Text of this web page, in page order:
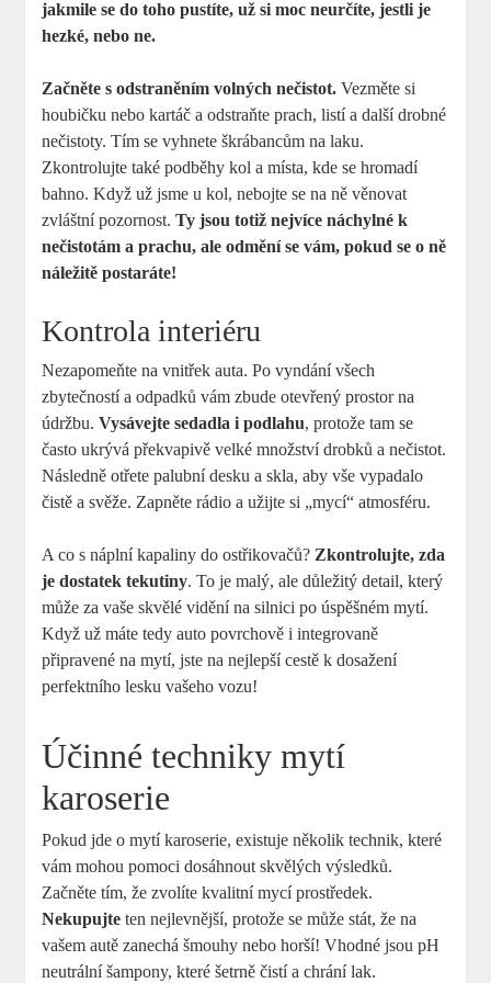
jakmile se do toho pustíte, už si moc neurčíte, jestli je
hezké, nebo ne.
Začněte s odstraněním volných nečistot. Vezměte si
houbičku nebo kartáč a odstraňte prach, listí a další drobné
nečistoty. Tím se vyhnete škrábancům na laku.
Zkontrolujte také podběhy kol a místa, kde se hromadí
bahno. Když už jsme u kol, nebojte se na ně věnovat
zvláštní pozornost.Ty jsou totiž nejvíce náchylné k
nečistotám a prachu, ale odmění se vám, pokud se o ně
náležitě postaráte!
Kontrola interiéru
Nezapomeňte na vnitřek auta. Po vyndání všech
zbytečností a odpadků vám zbude otevřený prostor na
údržbu.Vysávejte sedadla i podlahu, protože tam se
často ukrývá překvapivě velké množství drobků a nečistot.
Následně otřete palubní desku a skla, aby vše vypadalo
čistě a svěže. Zapněte rádio a užijte si „mycí“ atmosféru.
A co s náplní kapaliny do ostřikovačů? Zkontrolujte, zda
je dostatek tekutiny. To je malý, ale důležitý detail, který
může za vaše skvělé vidění na silnici po úspěšném mytí.
Když už máte tedy auto povrchově i integrovaně
připravené na mytí, jste na nejlepší cestě k dosažení
perfektního lesku vašeho vozu!
Účinné techniky mytí
karoserie
Pokud jde o mytí karoserie, existuje několik technik, které
vám mohou pomoci dosáhnout skvělých výsledků.
Začněte tím, že zvolíte kvalitní mycí prostředek.
Nekupujte ten nejlevnější, protože se může stát, že na
vašem autě zanechá šmouhy nebo horší! Vhodné jsou pH
neutrální šampony, které šetrně čistí a chrání lak.